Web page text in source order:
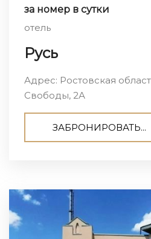
за номер в сутки
отель
Русь
Адрес: Ростовская
Свободы, 2А
ЗАБРОНИРОВАТЬ...